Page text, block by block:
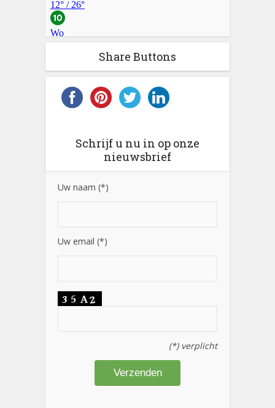
Share Buttons
Schrijf u nu in op onze
nieuwsbrief
Uw naam (*)
Uw email (*)
(*) verplicht